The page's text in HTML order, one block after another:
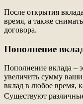
После открытия
время, а также
договора.
Пополнение
Пополнение вклада –
увеличить сумму
вклад в любое время,
Существуют